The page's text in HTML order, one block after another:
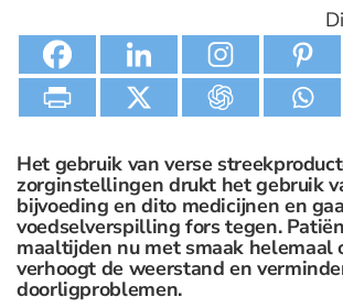
Het gebruik van verse
zorginstellingen drukt het gebruik
bijvoeding en dito medicijnen en
voedselverspilling fors tegen.
maaltijden nu met smaak helemaal
verhoogt de weerstand en
doorligproblemen.